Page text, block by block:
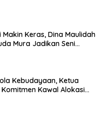
Keras, Dina Maulidah
Mura Jadikan Seni
Kebudayaan, Ketua
Komitmen Kawal Alokasi